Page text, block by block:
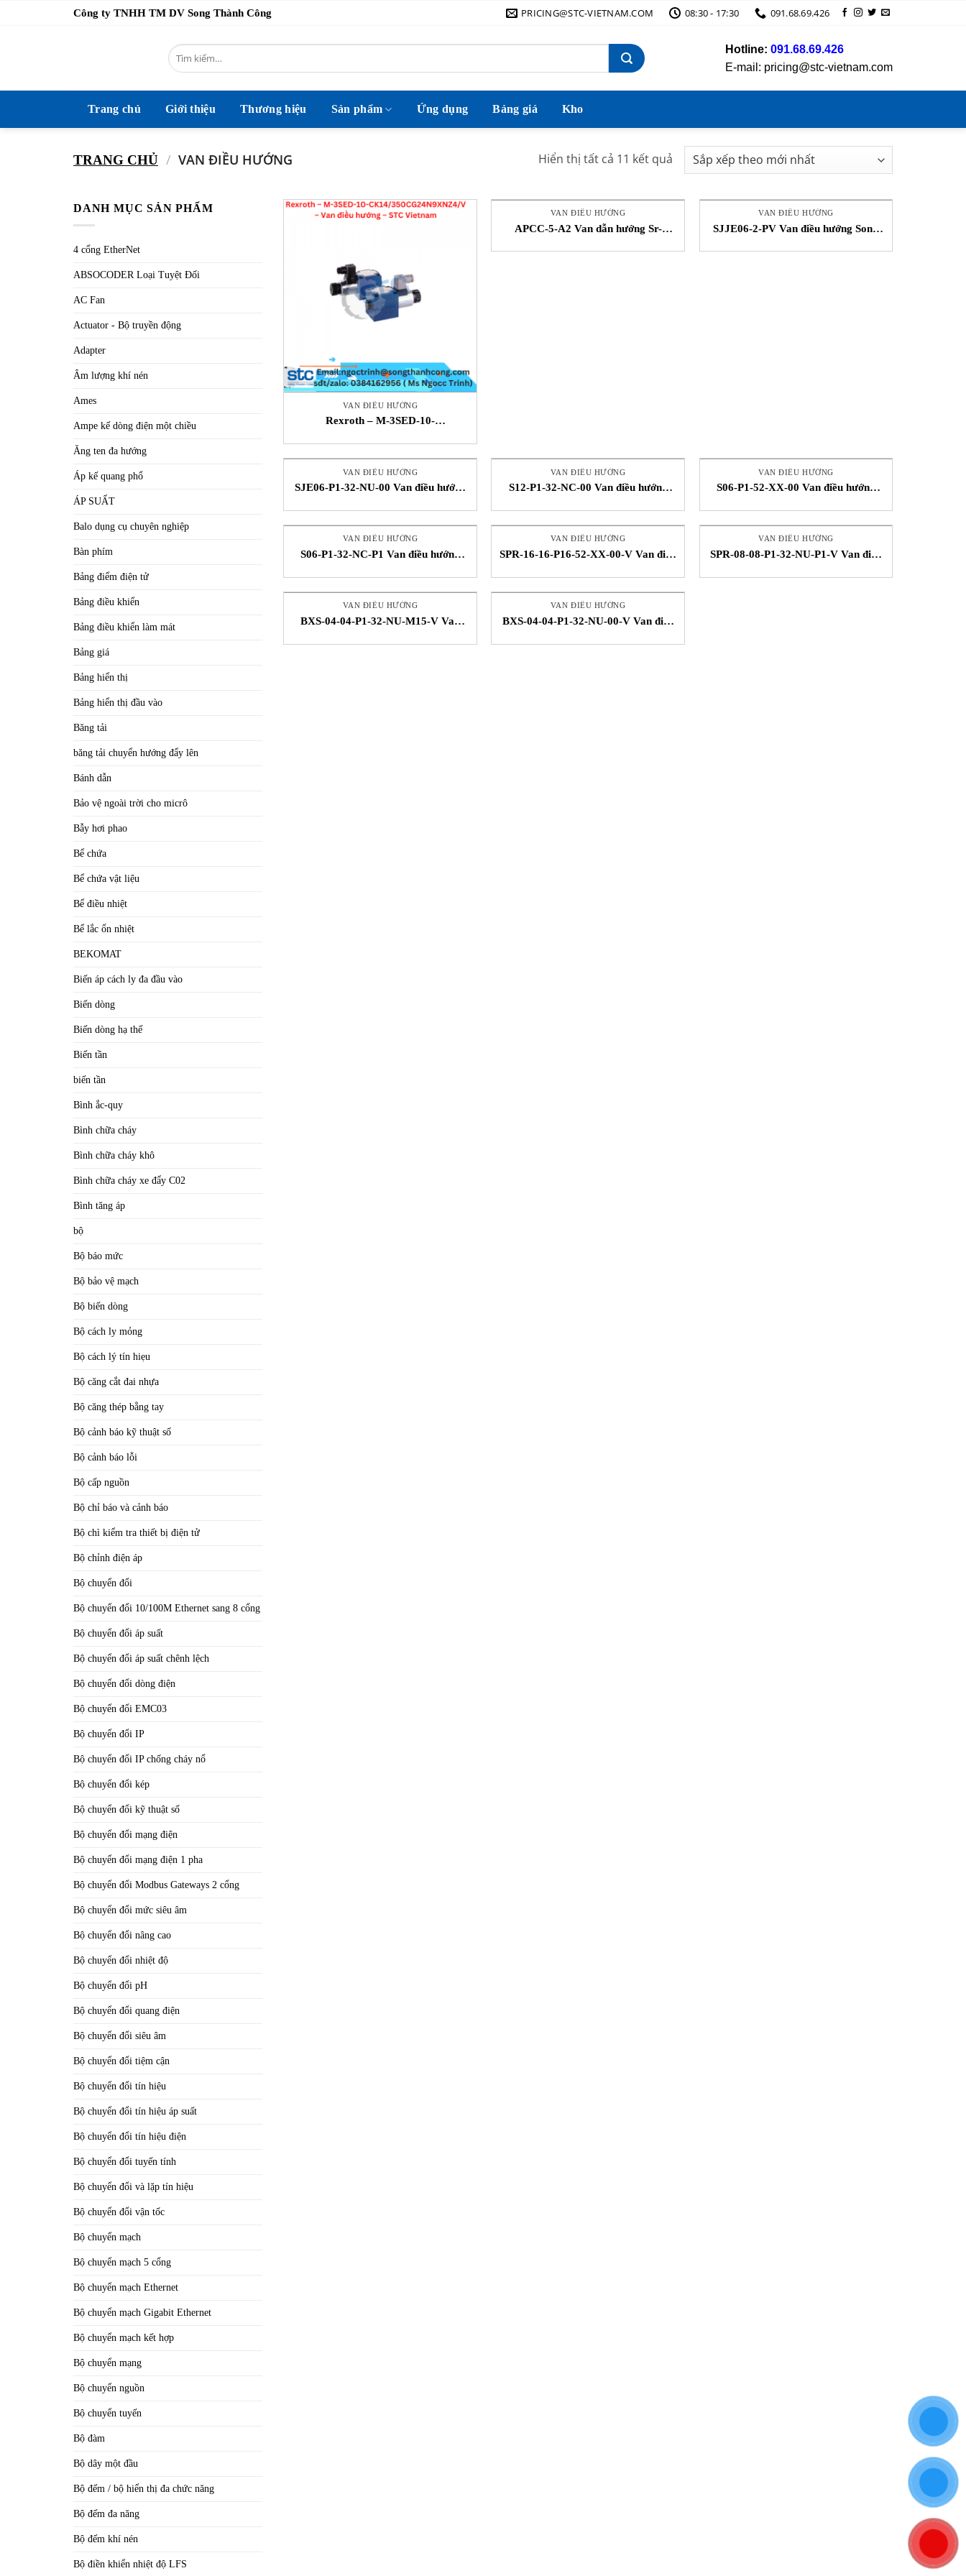
Công ty TNHH TM DV Song Thành Công PRICING@STC-VIETNAM.COM 08:30 - 17:30 091.68.69.426
Tìm
kiếm:
Hotline: 091.68.69.426
E-mail: pricing@stc-vietnam.com
Trang chủ Giới thiệu Thương hiệu Sản phẩm Ứng dụng Bảng giá Kho
TRANG CHỦ / VAN ĐIỀU HƯỚNG Hiển thị tất cả 11 kết quảĐã
sắp
mới
nhất
DANH MỤC SẢN PHẨM
4 cổng EtherNet
ABSOCODER Loại Tuyệt Đối
AC Fan
Actuator - Bộ truyền động
Adapter
Âm lượng khí nén
Ames
Ampe kế dòng điện một chiều
Ăng ten đa hướng
Áp kế quang phổ
ÁP SUẤT
Balo dụng cụ chuyên nghiệp
Bàn phím
Bảng điểm điện tử
Bảng điều khiển
Bảng điều khiển làm mát
Bảng giá
Bảng hiển thị
Bảng hiển thị đầu vào
Băng tải
băng tải chuyển hướng đẩy lên
Bánh dẫn
Bảo vệ ngoài trời cho micrô
Bẫy hơi phao
Bể chứa
Bể chứa vật liệu
Bể điều nhiệt
Bể lắc ổn nhiệt
BEKOMAT
Biến áp cách ly đa đầu vào
Biến dòng
Biến dòng hạ thế
Biến tần
biến tần
Bình ắc-quy
Bình chữa cháy
Bình chữa cháy khô
Bình chữa cháy xe đẩy C02
Bình tăng áp
bộ
Bộ báo mức
Bộ bảo vệ mạch
Bộ biến dòng
Bộ cách ly mỏng
Bộ cách lý tín hiẹu
Bộ căng cắt đai nhựa
Bộ căng thép bằng tay
Bộ cảnh báo kỹ thuật số
Bộ cảnh báo lỗi
Bộ cấp nguồn
Bộ chỉ báo và cảnh báo
Bộ chì kiểm tra thiết bị điện tử
Bộ chỉnh điện áp
Bộ chuyển đổi
Bộ chuyển đổi 10/100M Ethernet sang 8 cổng
Bộ chuyển đổi áp suất
Bộ chuyển đổi áp suất chênh lệch
Bộ chuyển đổi dòng điện
Bộ chuyển đổi EMC03
Bộ chuyển đổi IP
Bộ chuyển đổi IP chống cháy nổ
Bộ chuyển đổi kép
Bộ chuyển đổi kỹ thuật số
Bộ chuyển đổi mạng điện
Bộ chuyển đổi mạng điện 1 pha
Bộ chuyển đổi Modbus Gateways 2 cổng
Bộ chuyển đổi mức siêu âm
Bộ chuyển đổi nâng cao
Bộ chuyển đổi nhiệt độ
Bộ chuyển đổi pH
Bộ chuyển đổi quang điện
Bộ chuyển đổi siêu âm
Bộ chuyển đổi tiệm cận
Bộ chuyển đổi tín hiệu
Bộ chuyển đổi tín hiệu áp suất
Bộ chuyển đổi tín hiệu điện
Bộ chuyển đổi tuyến tính
Bộ chuyển đổi và lặp tín hiệu
Bộ chuyển đổi vận tốc
Bộ chuyển mạch
Bộ chuyển mạch 5 cổng
Bộ chuyển mạch Ethernet
Bộ chuyển mạch Gigabit Ethernet
Bộ chuyển mạch kết hợp
Bộ chuyển mạng
Bộ chuyển nguồn
Bộ chuyển tuyến
Bộ đàm
Bộ dây một đầu
Bộ đếm / bộ hiển thị đa chức năng
Bộ đếm đa năng
Bộ đếm khí nén
Bộ điền khiển nhiệt độ LFS
VAN ĐIỀU HƯỚNG
Rexroth – M-3SED-10-
điều hướng – STC Vietnam
VAN ĐIỀU HƯỚNG
APCC-5-A2 Van dẫn hướng Sr-
VAN ĐIỀU HƯỚNG
SJJE06-2-PV Van điều hướng Song
VAN ĐIỀU HƯỚNG
SJE06-P1-32-NU-00 Van điều hướng
VAN ĐIỀU HƯỚNG
S12-P1-32-NC-00 Van điều hướng
VAN ĐIỀU HƯỚNG
S06-P1-52-XX-00 Van điều hướng
VAN ĐIỀU HƯỚNG
S06-P1-32-NC-P1 Van điều hướng
VAN ĐIỀU HƯỚNG
SPR-16-16-P16-52-XX-00-V Van điều
VAN ĐIỀU HƯỚNG
SPR-08-08-P1-32-NU-P1-V Van điều
VAN ĐIỀU HƯỚNG
BXS-04-04-P1-32-NU-M15-V Van
VAN ĐIỀU HƯỚNG
BXS-04-04-P1-32-NU-00-V Van điều